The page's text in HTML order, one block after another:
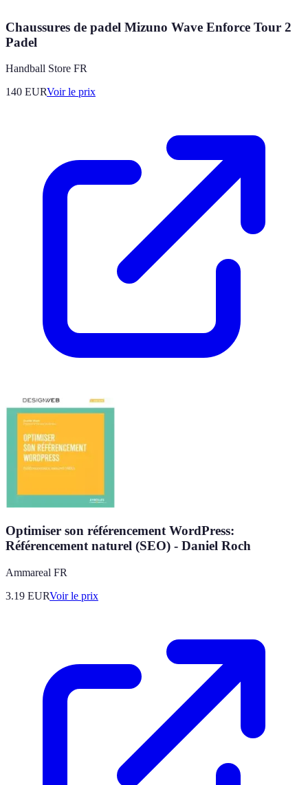
Chaussures de padel Mizuno Wave Enforce Tour 2
Padel
Handball Store FR
140 EURVoir le prix
Optimiser son référencement WordPress:
Référencement naturel (SEO) - Daniel Roch
Ammareal FR
3.19 EURVoir le prix